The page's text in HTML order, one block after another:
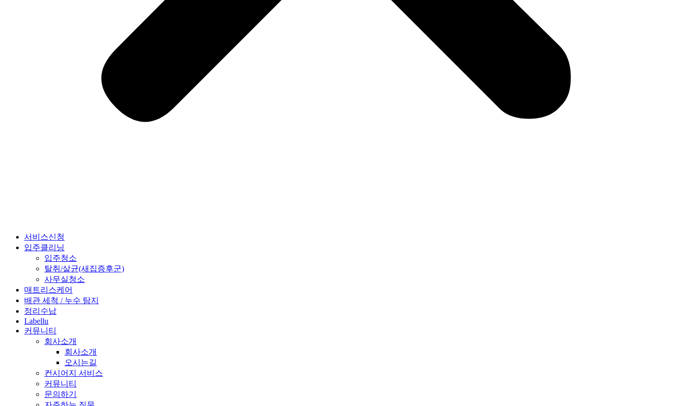
서비스신청
입주클리닝
입주청소
탈취/살균(새집증후군)
사무실청소
매트리스케어
배관 세척 / 누수 탐지
정리수납
Labellu
커뮤니티
회사소개
회사소개
오시는길
컨시어지 서비스
커뮤니티
문의하기